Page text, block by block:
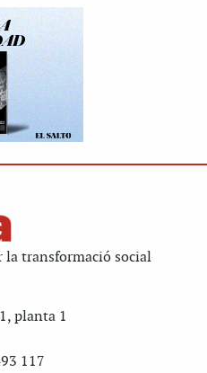
la transformació social
planta 1
117